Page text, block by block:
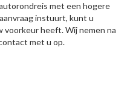
met een hogere
instuurt, kunt u
voorkeur heeft. Wij nemen na
met u op.